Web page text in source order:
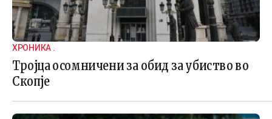
ХРОНИКА .
Тројца осомничени за обид за убиство во
Скопје